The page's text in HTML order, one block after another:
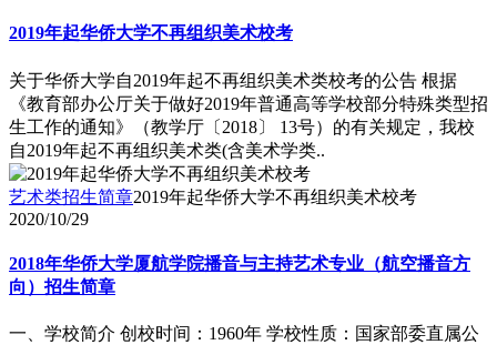
2019年起华侨大学不再组织美术校考
关于华侨大学自2019年起不再组织美术类校考的公告 根据
《教育部办公厅关于做好2019年普通高等学校部分特殊类型招
生工作的通知》（教学厅〔2018〕 13号）的有关规定，我校
自2019年起不再组织美术类(含美术学类..
艺术类招生简章2019年起华侨大学不再组织美术校考
2020/10/29
2018年华侨大学厦航学院播音与主持艺术专业（航空播音方
向）招生简章
一、学校简介 创校时间：1960年 学校性质：国家部委直属公